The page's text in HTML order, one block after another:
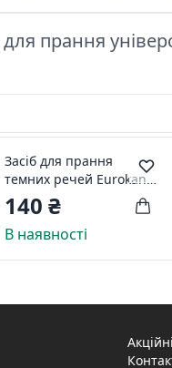
для прання
Засіб для прання
темних речей Eurokanct
2 л
140 ₴
В наявності